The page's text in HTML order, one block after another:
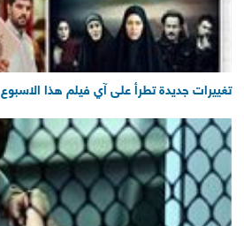
تغييرات جديدة تطرأ على آي فيلم هذا الاسبوع